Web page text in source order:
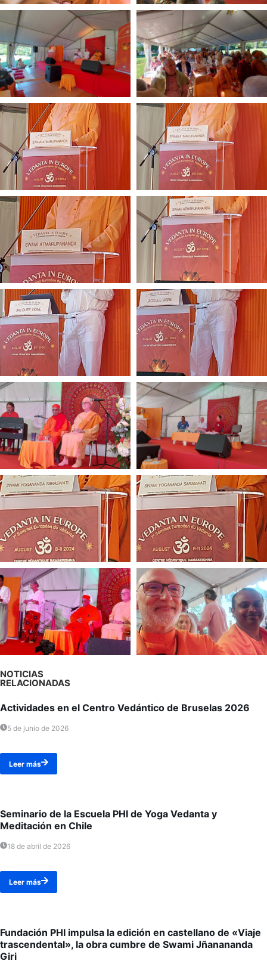
NOTICIAS
RELACIONADAS
Actividades en el Centro Vedántico de Bruselas 2026
5 de junio de 2026
Leer más
Seminario de la Escuela PHI de Yoga Vedanta y
Meditación en Chile
18 de abril de 2026
Leer más
Fundación PHI impulsa la edición en castellano de «Viaje
trascendental», la obra cumbre de Swami Jñanananda
Giri